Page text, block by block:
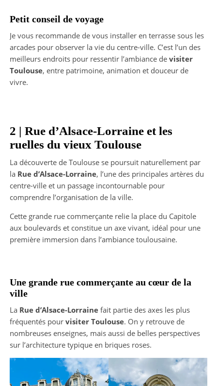
Petit conseil de voyage
Je vous recommande de vous installer en terrasse sous les
arcades pour observer la vie du centre-ville. C’est l’un des
meilleurs endroits pour ressentir l’ambiance de visiter
Toulouse, entre patrimoine, animation et douceur de
vivre.
2 | Rue d’Alsace-Lorraine et les
ruelles du vieux Toulouse
La découverte de Toulouse se poursuit naturellement par
la Rue d’Alsace-Lorraine, l’une des principales artères du
centre-ville et un passage incontournable pour
comprendre l’organisation de la ville.
Cette grande rue commerçante relie la place du Capitole
aux boulevards et constitue un axe vivant, idéal pour une
première immersion dans l’ambiance toulousaine.
Une grande rue commerçante au cœur de la
ville
La Rue d’Alsace-Lorraine fait partie des axes les plus
fréquentés pour visiter Toulouse. On y retrouve de
nombreuses enseignes, mais aussi de belles perspectives
sur l’architecture typique en briques roses.